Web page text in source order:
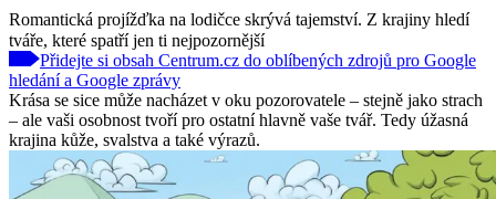
Romantická projížďka na lodičce skrývá tajemství. Z krajiny hledí
tváře, které spatří jen ti nejpozornější
Přidejte si obsah Centrum.cz do oblíbených zdrojů pro Google
hledání a Google zprávy
Krása se sice může nacházet v oku pozorovatele – stejně jako strach
– ale vaši osobnost tvoří pro ostatní hlavně vaše tvář. Tedy úžasná
krajina kůže, svalstva a také výrazů.